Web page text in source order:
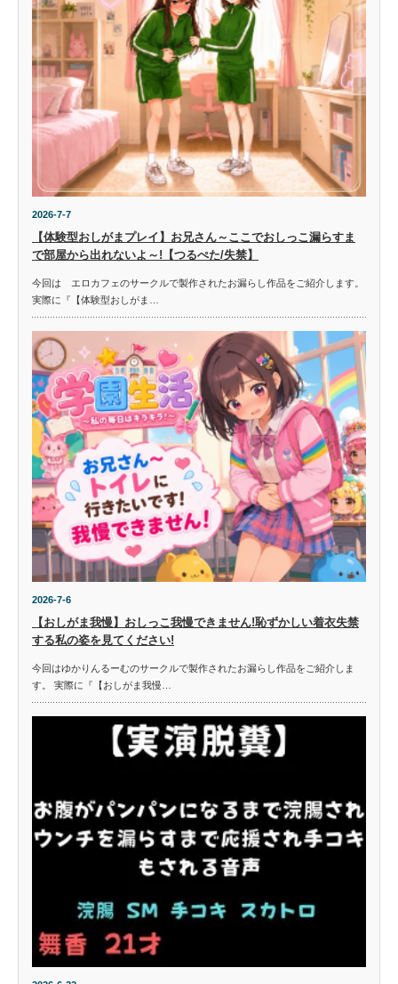
2026-7-7
【体験型おしがまプレイ】お兄さん～ここでおしっこ漏らすま
で部屋から出れないよ～!【つるぺた/失禁】
今回は エロカフェのサークルで製作されたお漏らし作品をご紹介します。
実際に『【体験型おしがま…
2026-7-6
【おしがま我慢】おしっこ我慢できません!恥ずかしい着衣失禁
する私の姿を見てください!
今回はゆかりんるーむのサークルで製作されたお漏らし作品をご紹介しま
す。 実際に『【おしがま我慢…